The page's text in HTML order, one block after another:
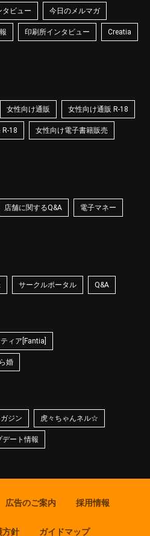
タビュー 今日のメルマガ
印刷所インタビュー Creatia
女性向け通販 女性向け通販 R-18
R-18 女性向け電子書籍販売
店舗に関するQ&A 電子マネー
サークルポータル Q&A
ィア[Fantia]
婚
ジン 虎々ちゃんネル☆
デート情報
広告のご案内 採用情報
方針 ガイドマップ